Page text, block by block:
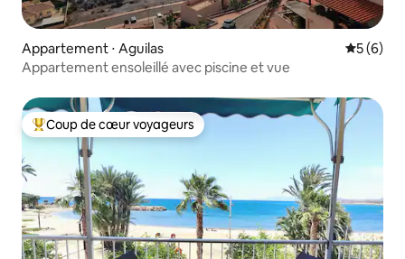
Appartement ⋅ Aguilas
5 (6)
Appartement ensoleillé avec piscine et vue
Coups de cœur voyageurs les plus appréciés
Coup de cœur voyageurs